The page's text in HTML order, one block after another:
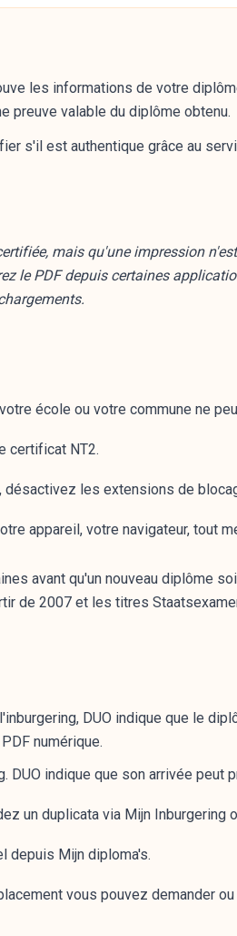
les informations de votre
preuve valable du diplôme obtenu.
s'il est authentique grâce au
mais qu'une impression
le PDF depuis certaines
école ou votre commune ne
certificat NT2.
les extensions de
appareil, votre navigateur, tout
avant qu'un nouveau diplôme
de 2007 et les titres
DUO indique que le
numérique.
indique que son arrivée peut
un duplicata via Mijn Inburgering
depuis Mijn diploma's.
vous pouvez demander ou